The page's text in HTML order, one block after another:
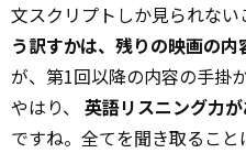
文スクリプトしか見られない
う訳すかは、残りの映画の内
が、第1回以降の内容の手掛
やはり、 英語リスニング力
ですね。全てを聞き取るこ